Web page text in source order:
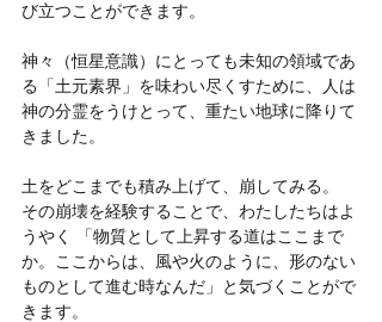
び立つことができます。
神々（恒星意識）にとっても未知の領域であ
る「土元素界」を味わい尽くすために、人は
神の分霊をうけとって、重たい地球に降りて
きました。
土をどこまでも積み上げて、崩してみる。
その崩壊を経験することで、わたしたちはよ
うやく 「物質として上昇する道はここまで
か。ここからは、風や火のように、形のない
ものとして進む時なんだ」と気づくことがで
きます。